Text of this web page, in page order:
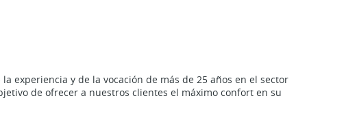
la experiencia y de la vocación de más de 25 años en el sector
de ofrecer a nuestros clientes el máximo confort en su